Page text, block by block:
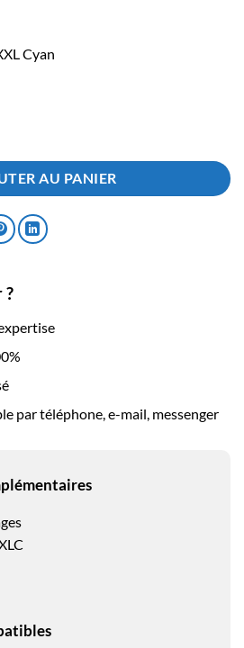
Cyan
821XXL Cyan Grande Capacité
AU PANIER
?
par téléphone, e-mail, messenger